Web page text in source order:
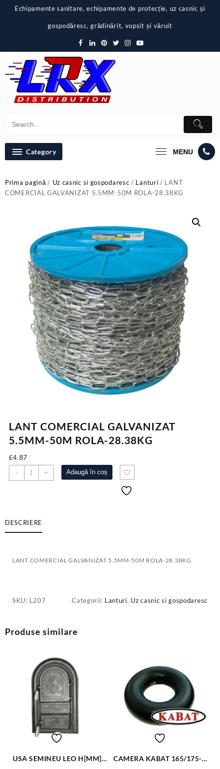
Echipamente sanitare, echipamente de protecție, uz casnic și
gospodăresc, grădinărit, vopsit și văruit
Category MENU
Prima pagină/ Uz casnic si gospodaresc / Lanturi / LANT
COMERCIAL GALVANIZAT 5.5MM-50M ROLA-28.38KG
LANT COMERCIAL GALVANIZAT
5.5MM-50M ROLA-28.38KG
£4.87
-
Cantitate
LANT
50M
ROLA-
+ Adaugă în coș
DESCRIERE
LANT COMERCIAL GALVANIZAT 5.5MM-50M ROLA-28.38KG
SKU: L207 Categorii: Lanturi, Uz casnic si gospodaresc
Produse similare
USA SEMINEU LEO H[MM]:
CAMERA KABAT 165/175-14